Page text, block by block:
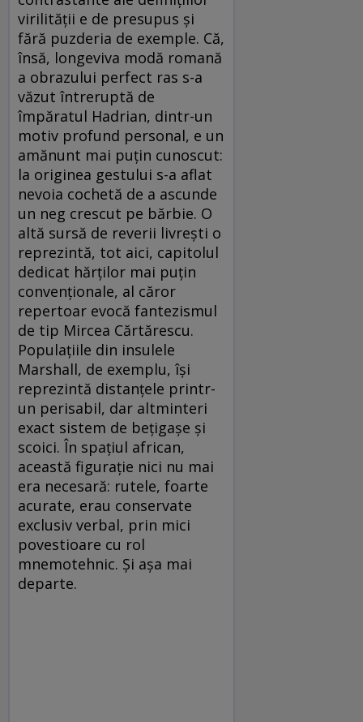
virilității e de presupus și
fără puzderia de exemple. Că,
însă, longeviva modă romană
a obrazului perfect ras s-a
văzut întreruptă de
împăratul Hadrian, dintr-un
motiv profund personal, e un
amănunt mai puțin cunoscut:
la originea gestului s-a aflat
nevoia cochetă de a ascunde
un neg crescut pe bărbie. O
altă sursă de reverii livrești o
reprezintă, tot aici, capitolul
dedicat hărților mai puțin
convenționale, al căror
repertoar evocă fantezismul
de tip Mircea Cărtărescu.
Populațiile din insulele
Marshall, de exemplu, își
reprezintă distanțele printr-
un perisabil, dar alt­minteri
exact sistem de bețigașe și
scoici. În spațiul african,
această figurație nici nu mai
era necesară: rutele, foarte
acurate, erau conservate
exclusiv verbal, prin mici
povestioare cu rol
mnemotehnic. Și așa mai
departe.